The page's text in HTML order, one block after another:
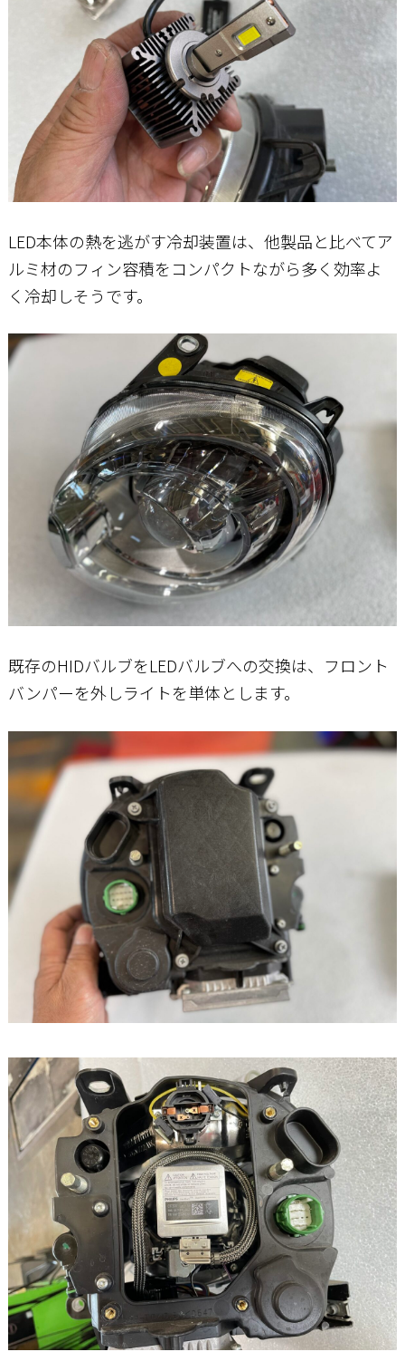
LED本体の熱を逃がす冷却装置は、他製品と比べてア
ルミ材のフィン容積をコンパクトながら多く効率よ
く冷却しそうです。
既存のHIDバルブをLEDバルブへの交換は、フロント
バンパーを外しライトを単体とします。